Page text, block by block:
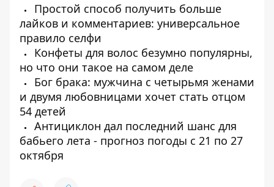
Простой способ получить больше
лайков и комментариев: универсальное
правило селфи
Конфеты для волос безумно популярны,
но что они такое на самом деле
Бог брака: мужчина с четырьмя женами
и двумя любовницами хочет стать отцом
54 детей
Антициклон дал последний шанс для
бабьего лета - прогноз погоды с 21 по 27
октября